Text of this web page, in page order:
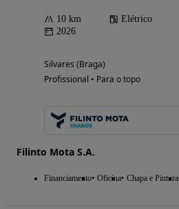
10 km Elétrico
2026
Silvares (Braga)
Profissional • Para o topo
Filinto Mota S.A.
Financiamento Oficina Chapa e Pintura